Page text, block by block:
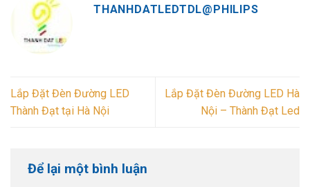
THANHDATLEDTDL@PHILIPS
Lắp Đặt Đèn Đường LED
Thành Đạt tại Hà Nội
Lắp Đặt Đèn Đường LED Hà
Nội – Thành Đạt Led
Để lại một bình luận